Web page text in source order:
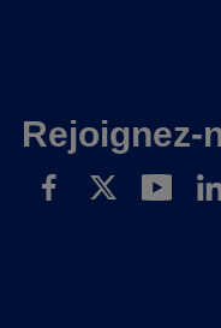
Rejoignez-